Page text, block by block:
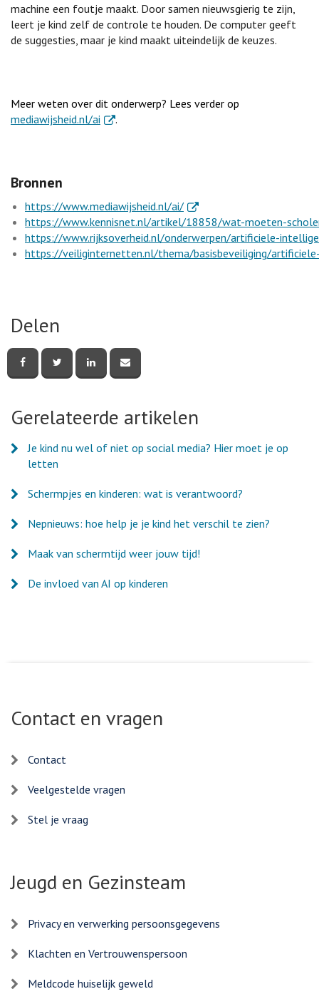
machine een foutje maakt. Door samen nieuwsgierig te zijn,
leert je kind zelf de controle te houden. De computer geeft
de suggesties, maar je kind maakt uiteindelijk de keuzes.
Meer weten over dit onderwerp? Lees verder op
mediawijsheid.nl/ai . Externe link
.
Bronnen
https://www.mediawijsheid.nl/ai/. Externe link
https://www.kennisnet.nl/artikel/18858/wat-moeten-
https://www.rijksoverheid.nl/onderwerpen/artificiele-
https://veiliginternetten.nl/thema/basisbeveiliging/
Delen
deze
pagina
deze
pagina
deze
pagina
deze
pagina
mail
Gerelateerde artikelen
Je kind nu wel of niet op social media? Hier moet je op
letten
Schermpjes en kinderen: wat is verantwoord?
Nepnieuws: hoe help je je kind het verschil te zien?
Maak van schermtijd weer jouw tijd!
De invloed van AI op kinderen
Contact en vragen
Contact
Veelgestelde vragen
Stel je vraag
Jeugd en Gezinsteam
Privacy en verwerking persoonsgegevens
Klachten en Vertrouwenspersoon
Meldcode huiselijk geweld